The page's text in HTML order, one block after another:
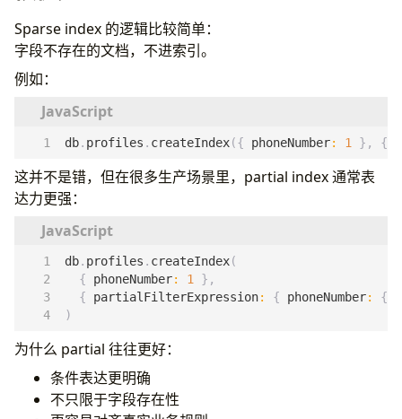
Sparse index 的逻辑比较简单：
字段不存在的文档，不进索引。
例如：
db. profiles . createIndex({ phoneNumber: 1 }, {
这并不是错，但在很多生产场景里，partial index 通常表
达力更强：
db. profiles . createIndex(
{
phoneNumber: 1 },
{
partialFilterExpression: { phoneNumber: {
)
为什么 partial 往往更好：
条件表达更明确
不只限于字段存在性